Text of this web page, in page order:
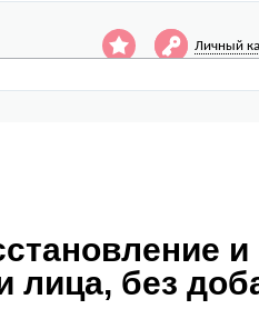
Личный
и
лица, без